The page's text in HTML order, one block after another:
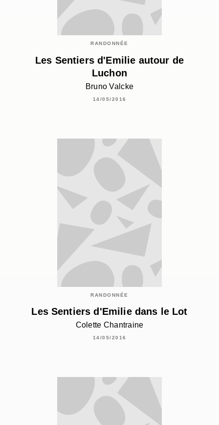
RANDONNÉE
Les Sentiers d'Emilie autour de
Luchon
Bruno Valcke
14/05/2016
RANDONNÉE
Les Sentiers d'Emilie dans le Lot
Colette Chantraine
14/05/2016